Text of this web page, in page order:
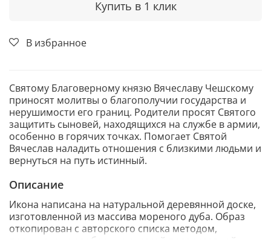
Купить в 1 клик
В избранное
Святому Благоверному князю Вячеславу Чешскому
приносят молитвы о благополучии государства и
нерушимости его границ. Родители просят Святого
защитить сыновей, находящихся на службе в армии,
особенно в горячих точках. Помогает Святой
Вячеслав наладить отношения с близкими людьми и
вернуться на путь истинный.
Описание
Икона написана на натуральной деревянной доске,
изготовленной из массива мореного дуба. Образ
откопирован с авторского списка методом,